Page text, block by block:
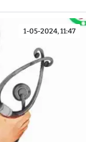
1-05-2024, 11:47